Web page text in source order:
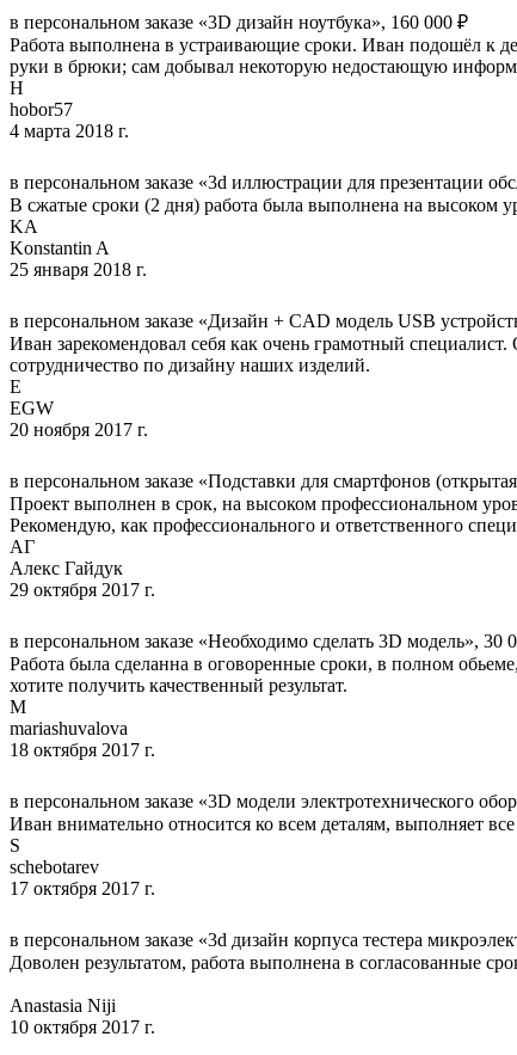
в персональном заказе «3D дизайн ноутбука», 160 000 ₽
Работа выполнена в устраивающие сроки. Иван подошёл к
руки в брюки; сам добывал некоторую недостающую
H
hobor57
4 марта 2018 г.
в персональном заказе «3d иллюстрации для презентации
В сжатые сроки (2 дня) работа была выполнена на высоком
KA
Konstantin A
25 января 2018 г.
в персональном заказе «Дизайн + CAD модель USB
Иван зарекомендовал себя как очень грамотный
сотрудничество по дизайну наших изделий.
E
EGW
20 ноября 2017 г.
в персональном заказе «Подставки для смартфонов
Проект выполнен в срок, на высоком профессиональном
Рекомендую, как профессионального и ответственного
АГ
Алекс Гайдук
29 октября 2017 г.
в персональном заказе «Необходимо сделать 3D модель», 30
Работа была сделанна в оговоренные сроки, в полном
хотите получить качественный результат.
M
mariashuvalova
18 октября 2017 г.
в персональном заказе «3D модели электротехнического
Иван внимательно относится ко всем деталям, выполняет
S
schebotarev
17 октября 2017 г.
в персональном заказе «3d дизайн корпуса тестера
Доволен результатом, работа выполнена в согласованные
Anastasia Niji
10 октября 2017 г.